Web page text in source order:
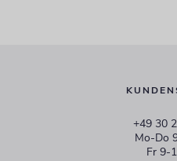
+49 30
Mo-Do
Fr 9-